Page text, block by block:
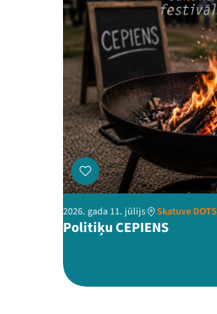
2026. gada 11. jūlijs Skatuve DOTS
Politiķu CEPIENS